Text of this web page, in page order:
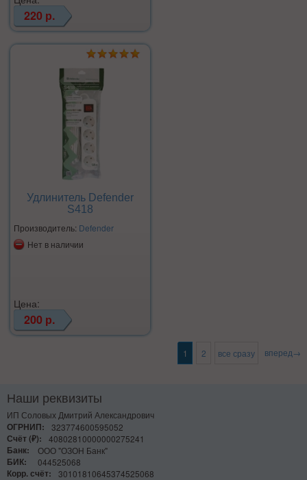
220 р.
Удлинитель Defender
S418
Производитель: Defender
Нет в наличии
Цена:
200 р.
1 2 все сразу вперед→
Наши реквизиты
ИП Соловых Дмитрий Александрович
ОГРНИП:
323774600595052
Счёт (₽):
40802810000000275241
Банк:
ООО "ОЗОН Банк"
БИК:
044525068
Корр. счёт:
30101810645374525068